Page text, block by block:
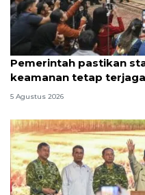
Pemerintah pastikan
keamanan tetap terjaga
5 Agustus 2026